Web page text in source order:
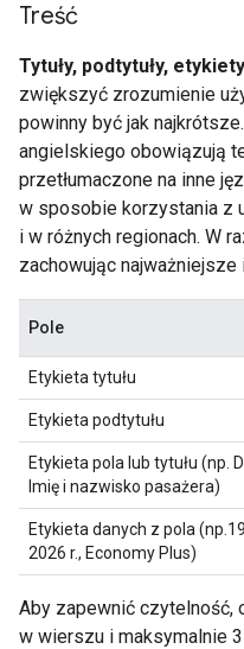
Treść
Tytuły, podtytuły,
zwiększyć zrozumienie
powinny być jak
angielskiego obowiązują
przetłumaczone na inne
w sposobie korzystania z
i w różnych regionach. W
zachowując najważniejsze
Pole
Etykieta tytułu
Etykieta podtytułu
Etykieta pola lub tytułu (np.
Imię i nazwisko pasażera)
Etykieta danych z pola
2026 r., Economy Plus)
Aby zapewnić czytelność,
w wierszu i maksymalnie